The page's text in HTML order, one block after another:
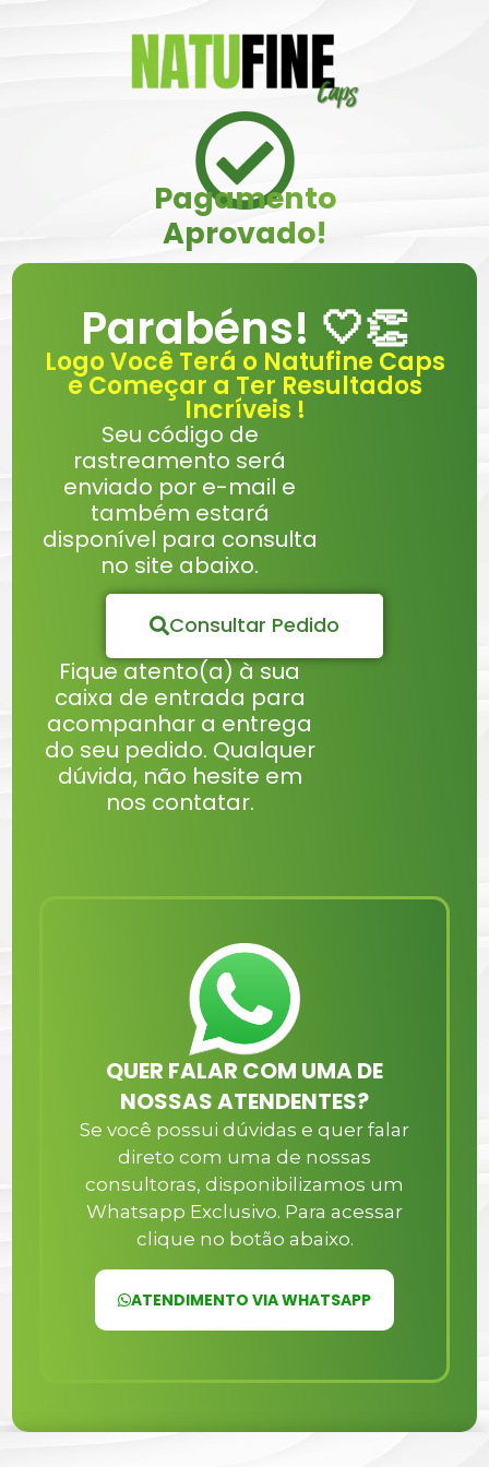
Pagamento
Aprovado!
Parabéns! 🤍👏
Logo Você Terá o Natufine Caps
e Começar a Ter Resultados
Incríveis !
Seu código de
rastreamento será
enviado por e-mail e
também estará
disponível para consulta
no site abaixo.
Consultar Pedido
Fique atento(a) à sua
caixa de entrada para
acompanhar a entrega
do seu pedido. Qualquer
dúvida, não hesite em
nos contatar.
QUER FALAR COM UMA DE
NOSSAS ATENDENTES?
Se você possui dúvidas e quer falar
direto com uma de nossas
consultoras, disponibilizamos um
Whatsapp Exclusivo. Para acessar
clique no botão abaixo.
ATENDIMENTO VIA WHATSAPP